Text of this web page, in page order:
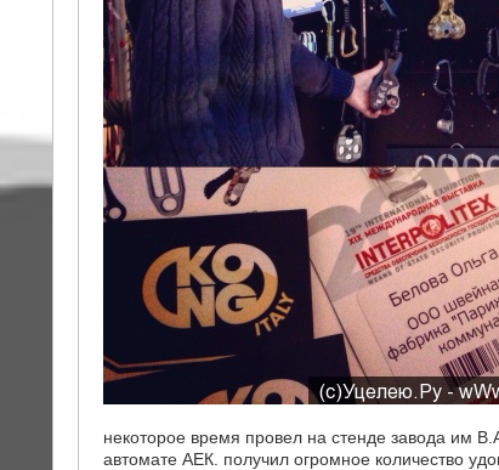
некоторое время провел на стенде завода им
автомате АЕК. получил огромное количество